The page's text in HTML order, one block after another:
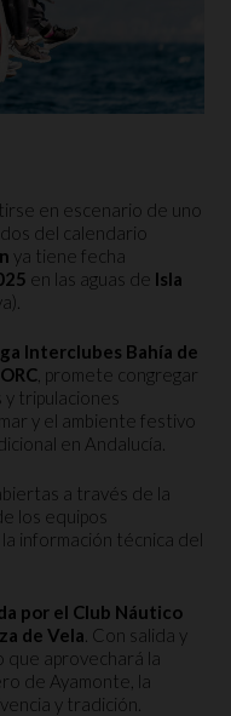
en escenario de uno
del calendario
ya tiene fecha
en las aguas de Isla
Interclubes Bahía de
, promete congregar
y tripulaciones
y el ambiente festivo
en Andalucía.
a través de la
los equipos
información técnica del
por el Club Náutico
de Vela . Con salida y
que aprovechará la
de Ayamonte, la
y tradición.